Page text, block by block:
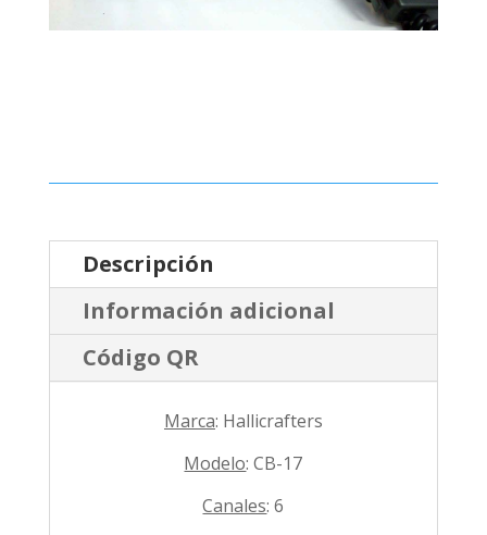
Descripción
Información adicional
Código QR
Marca: Hallicrafters
Modelo: CB-17
Canales: 6